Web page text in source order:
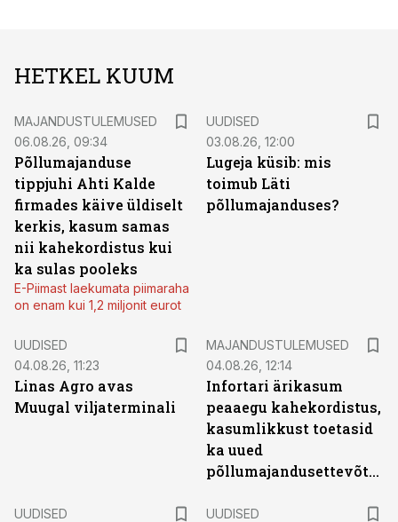
HETKEL KUUM
MAJANDUSTULEMUSED
06.08.26, 09:34
Põllumajanduse
tippjuhi Ahti Kalde
firmades käive üldiselt
kerkis, kasum samas
nii kahekordistus kui
ka sulas pooleks
E-Piimast laekumata piimaraha
on enam kui 1,2 miljonit eurot
UUDISED
03.08.26, 12:00
Lugeja küsib: mis
toimub Läti
põllumajanduses?
UUDISED
04.08.26, 11:23
Linas Agro avas
Muugal viljaterminali
MAJANDUSTULEMUSED
04.08.26, 12:14
Infortari ärikasum
peaaegu kahekordistus,
kasumlikkust toetasid
ka uued
põllumajandusettevõtted
UUDISED
UUDISED